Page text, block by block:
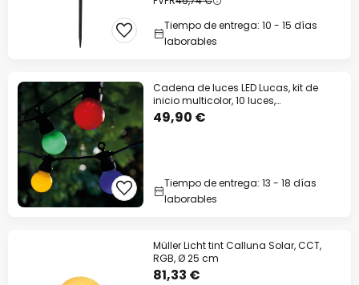
Tiempo de entrega: 10 - 15 días
laborables
Cadena de luces LED Lucas, kit de
inicio multicolor, 10 luces,
solar/enchufable
49,90 €
Tiempo de entrega: 13 - 18 días
laborables
Müller Licht tint Calluna Solar, CCT,
RGB, Ø 25 cm
81,33 €